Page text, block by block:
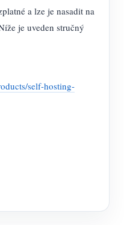
a lze je nasadit na
je uveden stručný
self-hosting-